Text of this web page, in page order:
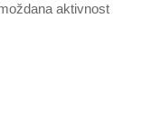
aktivnost